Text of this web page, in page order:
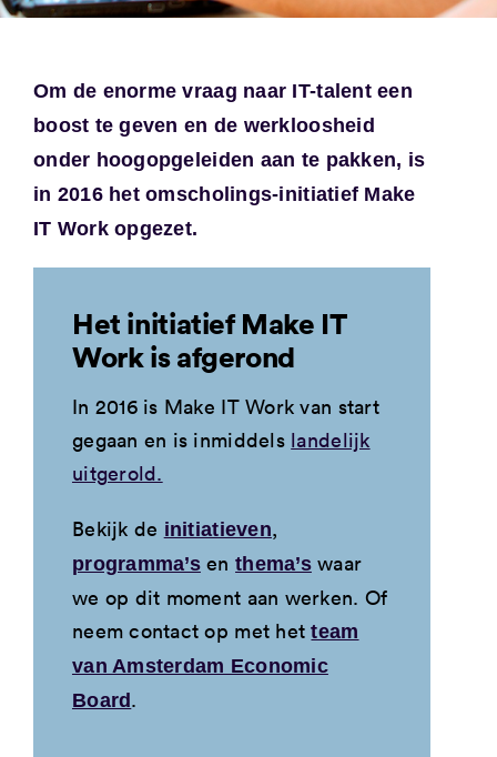
Om de enorme vraag naar IT-talent een
boost te geven en de werkloosheid
onder hoogopgeleiden aan te pakken, is
in 2016 het omscholings-initiatief Make
IT Work opgezet.
Het initiatief Make IT
Work is afgerond
In 2016 is Make IT Work van start
gegaan en is inmiddels landelijk
uitgerold.
Bekijk de initiatieven,
programma’senthema’s waar
we op dit moment aan werken. Of
neem contact op met hetteam
van Amsterdam Economic
Board.